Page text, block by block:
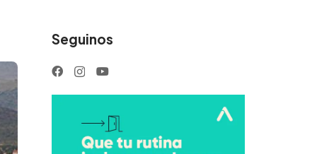
Seguinos